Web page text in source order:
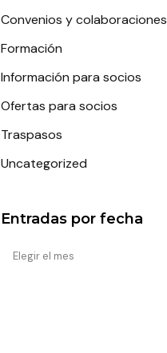
Convenios y colaboraciones
Formación
Información para socios
Ofertas para socios
Traspasos
Uncategorized
Entradas por fecha
Entradas